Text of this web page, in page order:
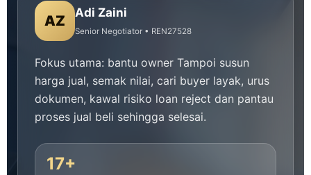
AZ Adi Zaini
Senior Negotiator • REN27528
Fokus utama: bantu owner Tampoi susun
harga jual, semak nilai, cari buyer layak, urus
dokumen, kawal risiko loan reject dan pantau
proses jual beli sehingga selesai.
17+